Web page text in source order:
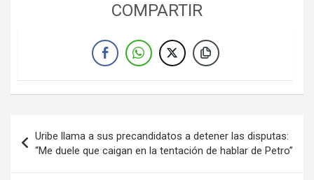
COMPARTIR
de
entradas
Uribe llama a sus precandidatos a detener las disputas:
“Me duele que caigan en la tentación de hablar de Petro”